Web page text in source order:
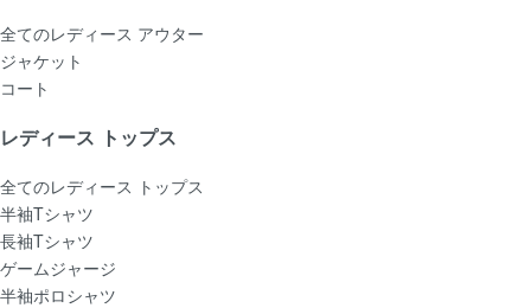
全てのレディース アウター
ジャケット
コート
レディース トップス
全てのレディース トップス
半袖Tシャツ
長袖Tシャツ
ゲームジャージ
半袖ポロシャツ